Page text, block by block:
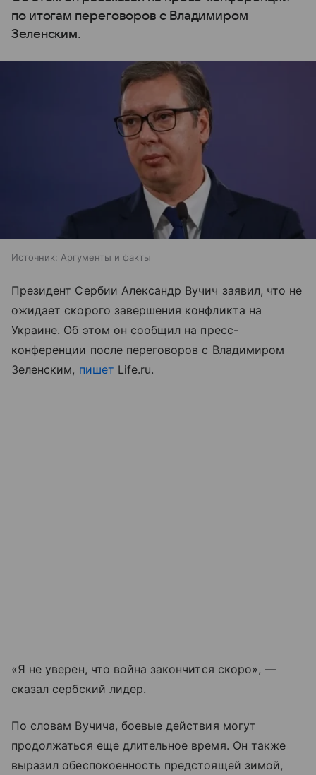
по итогам переговоров с Владимиром
Зеленским.
Источник: Аргументы и факты
Президент Сербии Александр Вучич заявил, что не
ожидает скорого завершения конфликта на
Украине. Об этом он сообщил на пресс-
конференции после переговоров с Владимиром
Зеленским, пишет Life.ru.
«Я не уверен, что война закончится скоро», —
сказал сербский лидер.
По словам Вучича, боевые действия могут
продолжаться еще длительное время. Он также
выразил обеспокоенность предстоящей зимой,